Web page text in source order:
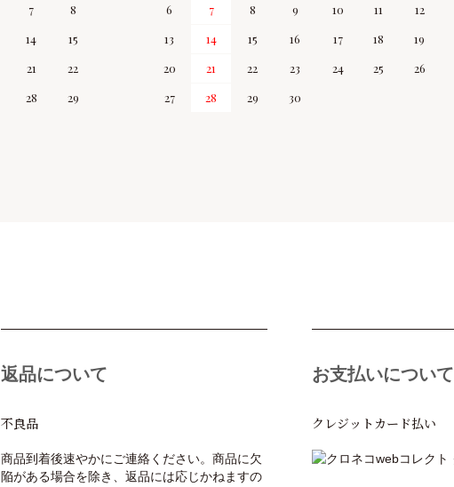
7
8
14
15
21
22
28
29
6
7 8 9 10 11
12
13
14 15 16 17 18
19
20
21 22 23 24 25
26
27
28 29 30
返品について
不良品
商品到着後速やかにご連絡ください。商品に欠
陥がある場合を除き、返品には応じかねますの
お支払いについて
クレジットカード払い